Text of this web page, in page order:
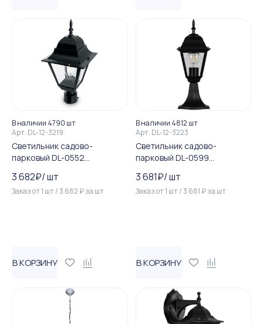
В наличии 4790 шт
Арт. DL-12-3219
Светильник садово-
парковый DL-0552
3 682₽/шт
Заказ от1 шт/3 682 ₽за шт
В КОРЗИНУ
В наличии 4812 шт
Арт. DL-12-3223
Светильник садово-
парковый DL-0599
3 681₽/шт
Заказ от1 шт/3 681 ₽за шт
В КОРЗИНУ